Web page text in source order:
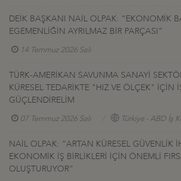
DEİK BAŞKANI NAİL OLPAK: “EKONOMİK
EGEMENLİĞİN AYRILMAZ BİR PARÇASI”
14 Temmuz 2026 Salı
TÜRK-AMERİKAN SAVUNMA SANAYİ
KÜRESEL TEDARİKTE "HIZ VE ÖLÇEK" İÇİN
GÜÇLENDİRELİM
07 Temmuz 2026 Salı Türkiye - ABD İş
NAİL OLPAK: “ARTAN KÜRESEL GÜVENLİK
EKONOMİK İŞ BİRLİKLERİ İÇİN ÖNEMLİ
OLUŞTURUYOR”